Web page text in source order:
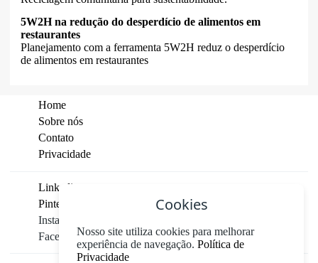
5W2H na redução do desperdício de alimentos em
restaurantes
Planejamento com a ferramenta 5W2H reduz o desperdício
de alimentos em restaurantes
Home
Sobre nós
Contato
Privacidade
Linkedin
Pinterest
Instagram
Facebook
Cookies
Nosso site utiliza cookies para melhorar
experiência de navegação. Política de
Privacidade